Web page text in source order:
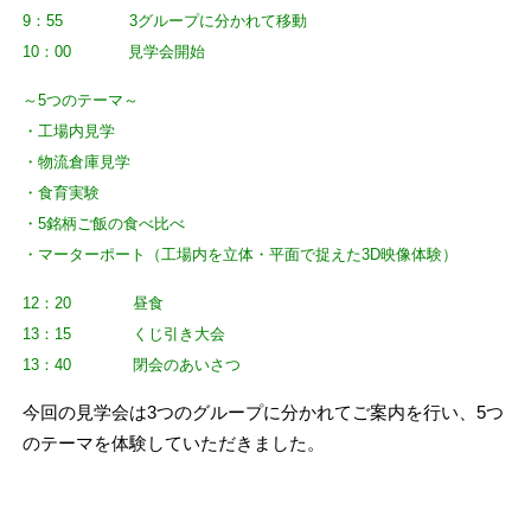
9：55 3グループに分かれて移動
10：00 見学会開始
～5つのテーマ～
・工場内見学
・物流倉庫見学
・食育実験
・5銘柄ご飯の食べ比べ
・マーターポート（工場内を立体・平面で捉えた3D映像体験）
12：20 昼食
13：15 くじ引き大会
13：40 閉会のあいさつ
今回の見学会は3つのグループに分かれてご案内を行い、5つ
のテーマを体験していただきました。